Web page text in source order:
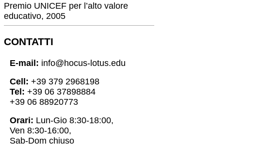
Premio UNICEF per l’alto valore
educativo, 2005
CONTATTI
E-mail: info@hocus-lotus.edu
Cell: +39 379 2968198
Tel: +39 06 37898884
+39 06 88920773
Orari: Lun-Gio 8:30-18:00,
Ven 8:30-16:00,
Sab-Dom chiuso